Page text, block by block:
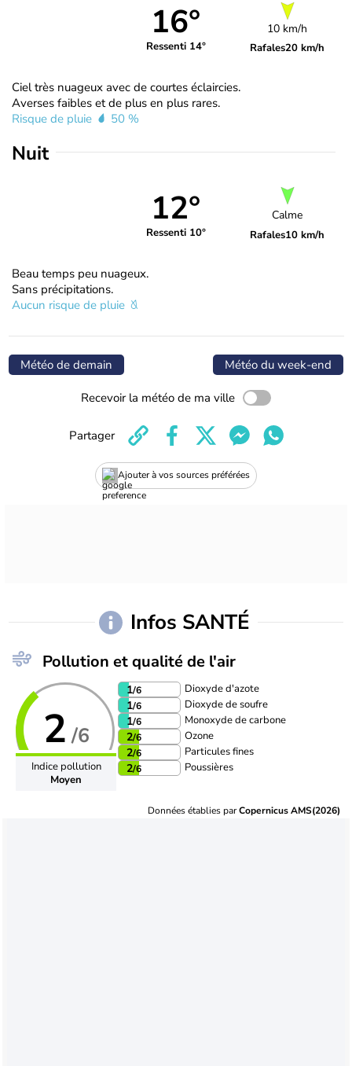
16°
Ressenti 14°
10 km/h
Rafales20 km/h
Ciel très nuageux avec de courtes éclaircies.
Averses faibles et de plus en plus rares.
Risque de pluie
50 %
Nuit
12°
Ressenti 10°
Calme
Rafales10 km/h
Beau temps peu nuageux.
Sans précipitations.
Aucun risque de pluie
Météo de demain Météo du week-end
Recevoir la météo de ma ville
Ajouter à vos sources préférées
Partager
Infos SANTÉ
Pollution et qualité de l'air
2 /6
Indice pollution
Moyen
1/6 Dioxyde d'azote
1/6 Dioxyde de soufre
1/6 Monoxyde de carbone
2/6 Ozone
2/6 Particules fines
2/6 Poussières
Données établies parCopernicus AMS(2026)